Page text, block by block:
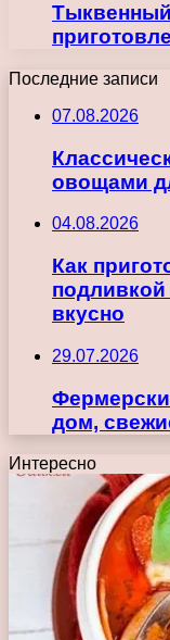
Последние записи
07.08.2026
овощами
04.08.2026
Как
вкусно
29.07.2026
дом,
Интересно